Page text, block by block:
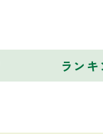
ランキ